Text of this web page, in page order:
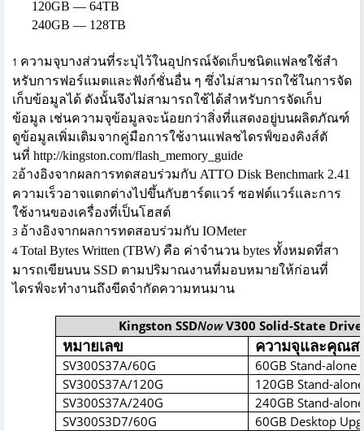
120GB — 64TB
240GB — 128TB
1 ความจุบางส่วนที่ระบุไว้ในอุปกรณ์จัดเก็บชนิดแฟลชใช้สำ
หรับการฟอร์แมตและฟังก์ชั่นอื่น ๆ ซึ่งไม่สามารถใช้ในการจัด
เก็บข้อมูลได้ ดังนั้นจึงไม่สามารถใช้ได้สำหรับการจัดเก็บ
ข้อมูล เช่นความจุข้อมูลจะน้อยกว่าสิ่งที่แสดงอยู่บนผลิตภัณฑ์
ดูข้อมูลเพิ่มเติมจากคู่มือการใช้งานแฟลชไดรฟ์ของคิงส์ตั
นที่ http://kingston.com/flash_memory_guide
2อ้างอิงจากผลการทดสอบร่วมกับ ATTO Disk Benchmark 2.41
ความเร็วอาจแตกต่างไปขึ้นกับฮาร์ดแวร์ ซอฟต์แวร์และการ
ใช้งานของเครื่องที่เป็นโฮสต์
3 อ้างอิงจากผลการทดสอบร่วมกับ IOMeter
4Total Bytes Written (TBW) คือ ค่าจำนวน bytes ทั้งหมดที่สา
มารถเขียนบน SSD ตามปริมาณงานที่มอบหมายให้ก่อนที่
ไดรฟ์จะทำงานถึงขีดจำกัดความทนมาน
Kingston SSDNowV300 Solid-State
หมายเลข ความจุและคุณส
SV300S37A/60G
60GB Stand-alone
SV300S37A/120G
120GB Stand-
SV300S37A/240G
240GB Stand-
SV300S3D7/60G
60GB Desktop